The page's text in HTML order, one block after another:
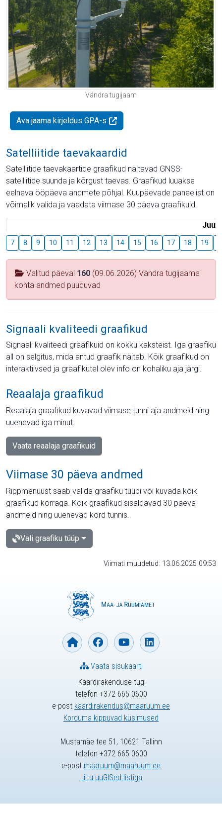
Vändra tugijaam
Ava jaama kirjeldus GPA-s
Satelliitide taevakaardid
Satelliitide taevakaartide graafikud näitavad GNSS-
satelliitide suunda ja kõrgust taevas. Graafikud luuakse
eelneva ööpäeva andmete põhjal. Kuupäevade paneelist on
võimalik valida ja vaadata viimase 30 päeva graafikuid.
Juuli
7 8 9 10 11 12 13 14 15 16 17 18 19
Valitud päeval 160 (09.06.2026) Vändra tugijaama
kohta andmed puuduvad
Signaali kvaliteedi graafikud
Signaali kvaliteedi graafikuid on kokku kaksteist. Iga graafiku
all on selgitus, mida antud graafik näitab. Kõik graafikud on
interaktiivsed ja graafikutel olev info on kohaliku aja järgi.
Reaalaja graafikud
Reaalaja graafikud kuvavad viimase tunni aja andmeid ning
uuenevad iga minut.
Vaata reaalaja graafikuid
Viimase 30 päeva andmed
Rippmenüüst saab valida graafiku tüübi või kuvada kõik
graafikud korraga. Kõik graafikud sisaldavad 30 päeva
andmeid ning uuenevad kord tunnis.
Vali graafiku tüüp
Viimati muudetud: 13.06.2025 09:53
Kaardirakenduse tugi
telefon +372 665 0600
e-post kaardirakendus@maaruum.ee
Korduma kippuvad küsimused
Vaata sisukaarti
Mustamäe tee 51, 10621 Tallinn
telefon +372 665 0600
e-post maaruum@maaruum.ee
Liitu uuGISed listiga